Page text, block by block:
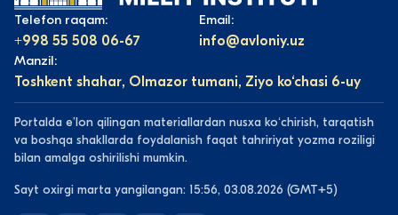
Telefon raqam:
+998 55 508 06-67
Email:
info@avloniy.uz
Manzil:
Toshkent shahar, Olmazor tumani, Ziyo ko‘chasi 6-uy
Portalda eʼlon qilingan materiallardan nusxa koʻchirish, tarqatish
va boshqa shakllarda foydalanish faqat tahririyat yozma roziligi
bilan amalga oshirilishi mumkin.
Sayt oxirgi marta yangilangan: 15:56, 03.08.2026 (GMT+5)